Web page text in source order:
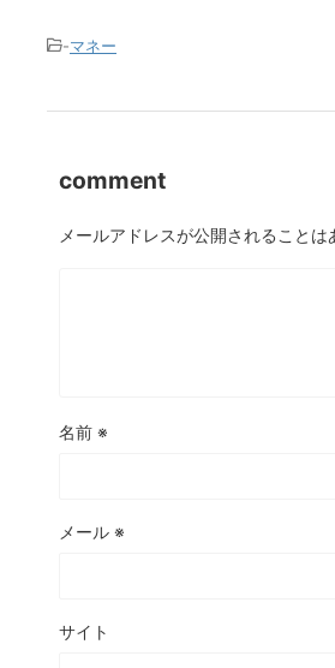
-マネー
comment
メールアドレスが公開されることは
名前 ※
メール ※
サイト